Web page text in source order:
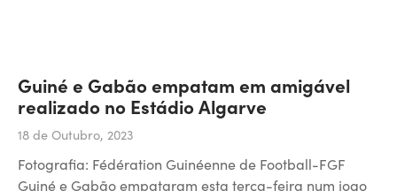
Guiné e Gabão empatam em amigável
realizado no Estádio Algarve
18 de Outubro, 2023
Fotografia: Fédération Guinéenne de Football-FGF
Guiné e Gabão empataram esta terça-feira num jogo